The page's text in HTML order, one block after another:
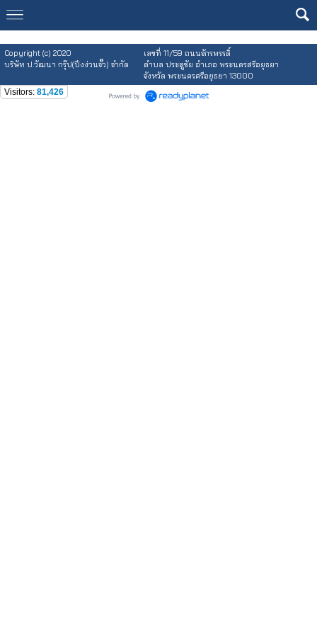
Copyright (c) 2020
เลขที่ 11/59 ถนนจักรพรรดิ์
บริษัท ป.วัฒนา กรุ๊ป(ปึงง่วนจั๊ว) จำกัด
ตำบล ประตูชัย อำเภอ พระนครศรีอยุธยา
จังหวัด พระนครศรีอยุธยา 13000
Visitors: 81,426